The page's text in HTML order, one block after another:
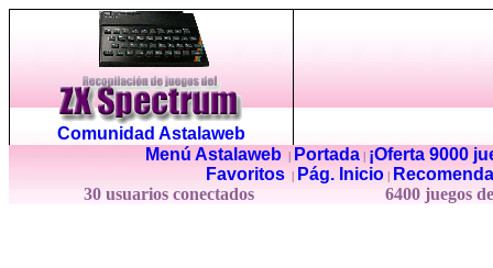
Comunidad Astalaweb
Menú Astalaweb| Portada|
¡Oferta 9000
Favoritos
Pág. Inicio
30 usuarios conectados
6400 juegos